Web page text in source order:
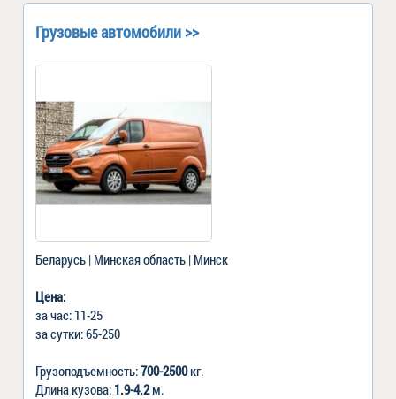
Грузовые автомобили >>
Беларусь | Минская область | Минск
Цена:
за час: 11-25
за сутки: 65-250
Грузоподъемность:700-2500кг.
Длина кузова: 1.9-4.2м.